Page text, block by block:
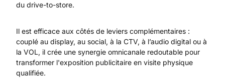
du drive-to-store.
Il est efficace aux côtés de leviers complémentaires :
couplé au display, au social, à la CTV, à l’audio digital ou à
la VOL, il crée une synergie omnicanale redoutable pour
transformer l'exposition publicitaire en visite physique
qualifiée.